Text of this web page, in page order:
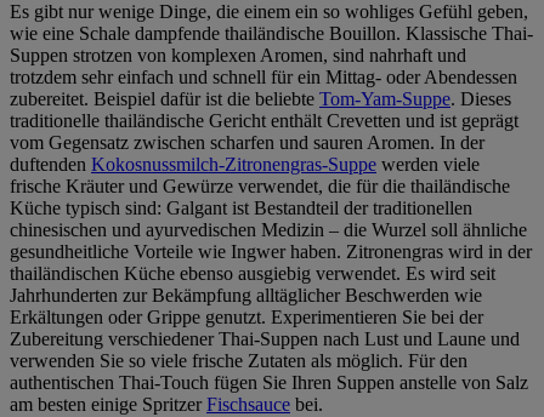
Es gibt nur wenige Dinge, die einem ein so wohliges Gefühl geben,
wie eine Schale dampfende thailändische Bouillon. Klassische Thai-
Suppen strotzen von komplexen Aromen, sind nahrhaft und
trotzdem sehr einfach und schnell für ein Mittag- oder Abendessen
zubereitet. Beispiel dafür ist die beliebte Tom-Yam-Suppe. Dieses
traditionelle thailändische Gericht enthält Crevetten und ist geprägt
vom Gegensatz zwischen scharfen und sauren Aromen. In der
duftenden Kokosnussmilch-Zitronengras-Suppe werden viele
frische Kräuter und Gewürze verwendet, die für die thailändische
Küche typisch sind: Galgant ist Bestandteil der traditionellen
chinesischen und ayurvedischen Medizin – die Wurzel soll ähnliche
gesundheitliche Vorteile wie Ingwer haben. Zitronengras wird in der
thailändischen Küche ebenso ausgiebig verwendet. Es wird seit
Jahrhunderten zur Bekämpfung alltäglicher Beschwerden wie
Erkältungen oder Grippe genutzt. Experimentieren Sie bei der
Zubereitung verschiedener Thai-Suppen nach Lust und Laune und
verwenden Sie so viele frische Zutaten als möglich. Für den
authentischen Thai-Touch fügen Sie Ihren Suppen anstelle von Salz
am besten einige SpritzerFischsauce bei.